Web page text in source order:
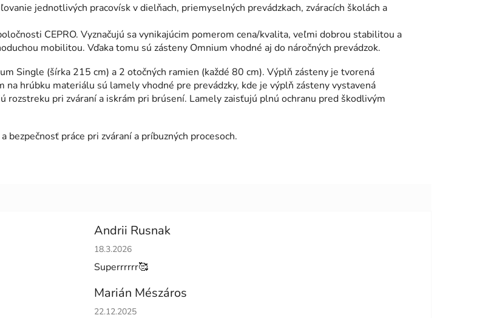
jednotlivých pracovísk v dielňach, priemyselných prevádzkach, zváracích školách a
CEPRO. Vyznačujú sa vynikajúcim pomerom cena/kvalita, veľmi dobrou stabilitou a
mobilitou. Vďaka tomu sú zásteny Omnium vhodné aj do náročných prevádzok.
Single (šírka 215 cm) a 2 otočných ramien (každé 80 cm). Výplň zásteny je tvorená
hrúbku materiálu sú lamely vhodné pre prevádzky, kde je výplň zásteny vystavená
rozstreku pri zváraní a iskrám pri brúsení. Lamely zaisťujú plnú ochranu pred škodlivým
bezpečnosť práce pri zváraní a príbuzných procesoch.
Andrii Rusnak
Hodnotenie obchodu je 5 z 5 hviezdičiek.
18.3.2026
Superrrrrr🥰
Marián Mészáros
Hodnotenie obchodu je 5 z 5 hviezdičiek.
22.12.2025